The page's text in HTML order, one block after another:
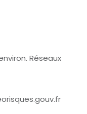
Réseaux